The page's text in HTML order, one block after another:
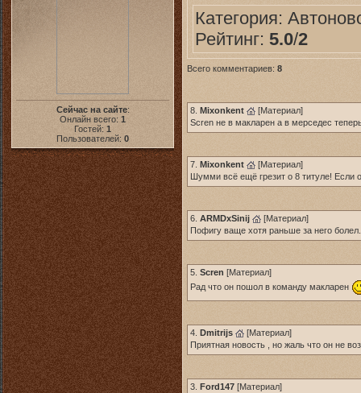
Сейчас на сайте:
Онлайн всего: 1
Гостей: 1
Пользователей: 0
Категория:
Рейтинг: 5.0/2
Всего комментариев: 8
8. Mixonkent [Материал]
Scren не в макларен а в мерседес
7. Mixonkent [Материал]
Шумми всё ещё грезит о 8 титуле! Если
6. ARMDxSinij [Материал]
Пофигу ваще хотя раньше за него
5. Scren [Материал]
Рад что он пошол в команду макларен
4. Dmitrijs [Материал]
Приятная новость , но жаль что он не
3. Ford147 [Материал]